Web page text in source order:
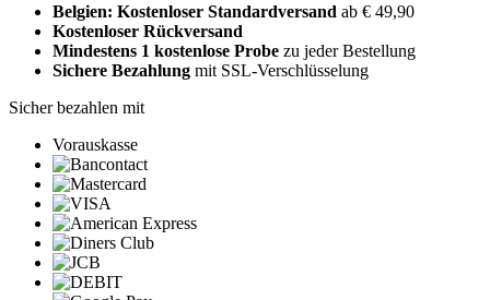
Belgien: Kostenloser Standardversand ab € 49,90
Kostenloser Rückversand
Mindestens 1 kostenlose Probe zu jeder Bestellung
Sichere Bezahlung mit SSL-Verschlüsselung
Sicher bezahlen mit
Vorauskasse